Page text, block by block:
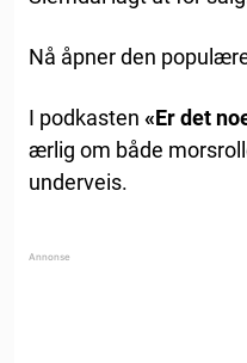
Nå åpner den
I podkasten «Er det
ærlig om både
underveis.